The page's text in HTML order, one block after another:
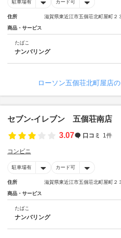
駐車場有 カード可
住所 滋賀県東近江市五個荘北町屋町２
商品・サービス
たばこ
ナンバリング
ローソン五個荘北町屋店
セブン‐イレブン 五個荘南店
3.07
口コミ 1件
コンビニ
駐車場有 カード可
住所 滋賀県東近江市五個荘北町屋町２
商品・サービス
たばこ
ナンバリング